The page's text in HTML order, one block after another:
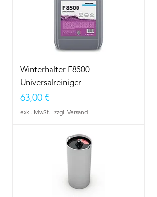
Winterhalter F8500
Universalreiniger
Preis
63,00 €
exkl. MwSt. | zzgl. Versand